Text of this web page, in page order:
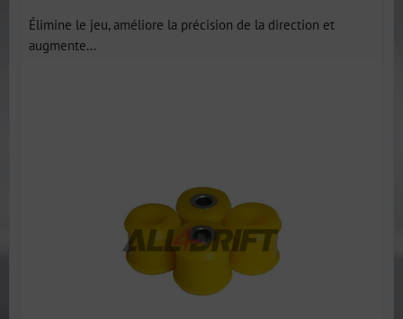
Élimine le jeu, améliore la précision de la direction et
augmente...